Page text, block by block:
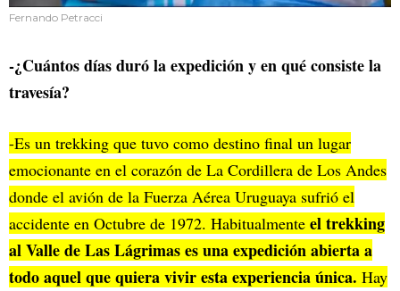
Fernando Petracci
-¿Cuántos días duró la expedición y en qué consiste la
travesía?
-Es un trekking que tuvo como destino final un lugar
emocionante en el corazón de La Cordillera de Los Andes
donde el avión de la Fuerza Aérea Uruguaya sufrió el
accidente en Octubre de 1972. Habitualmente el trekking
al Valle de Las Lágrimas es una expedición abierta a
todo aquel que quiera vivir esta experiencia única. Hay